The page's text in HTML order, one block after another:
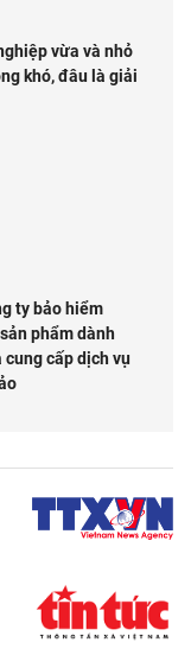
vừa và nhỏ
khó, đâu là giải
ty bảo hiểm
phẩm dành
cung cấp dịch vụ